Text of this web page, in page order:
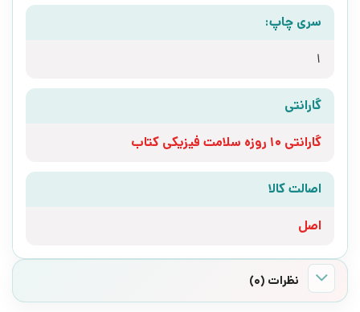
سری چاپ:
1
گارانتی
گارانتی 10 روزه سلامت فیزیکی کتاب
اصالت کالا
اصل
نظرات (0)